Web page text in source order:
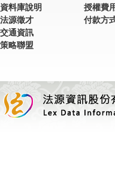
資料庫說明
法源徵才
交通資訊
策略聯盟
授權費
付款方